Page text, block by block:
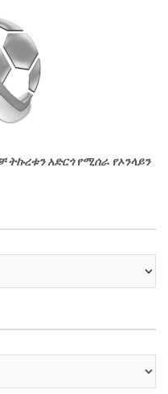
ትኩረቱን አድርጎ የሚሰራ የኦንላይን